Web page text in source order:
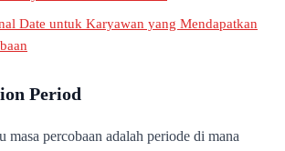
Date untuk Karyawan yang Mendapatkan
Period
masa percobaan adalah periode di mana